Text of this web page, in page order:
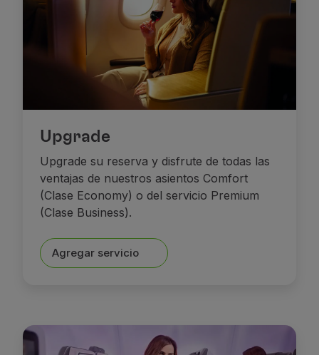
Reembolsos
Factura online
Equipaje perdido / dañado
Vuelo retrasado / cancelado
Upgrade
Upgrade su reserva y disfrute de todas las
ventajas de nuestros asientos Comfort
(Clase Economy) o del servicio Premium
(Clase Business).
Agregar servicio